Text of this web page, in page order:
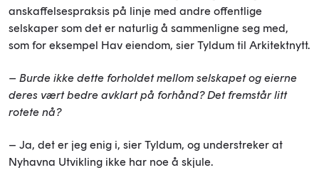
anskaffelsespraksis på linje med andre offentlige
selskaper som det er naturlig å sammenligne seg med,
som for eksempel Hav eiendom, sier Tyldum til Arkitektnytt.
– Burde ikke dette forholdet mellom selskapet og eierne
deres vært bedre avklart på forhånd? Det fremstår litt
rotete nå?
– Ja, det er jeg enig i, sier Tyldum, og understreker at
Nyhavna Utvikling ikke har noe å skjule.